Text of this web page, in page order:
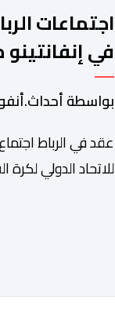
اجتماعات
في
مشروع الفيفا
بواسطة
عقد في الرباط
للاتحاد الدولي لكرة
الثقة المتبادلة بين